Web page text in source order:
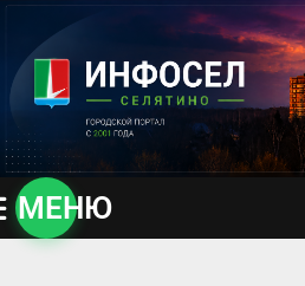
содержимому
МЕНЮ